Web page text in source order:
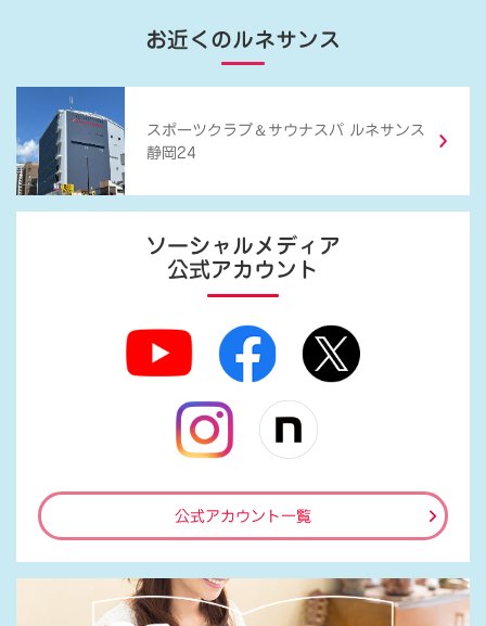
お近くのルネサンス
スポーツクラブ ＆ サウナスパ ルネサンス
静岡24
ソーシャルメディア
公式アカウント
公式アカウント一覧